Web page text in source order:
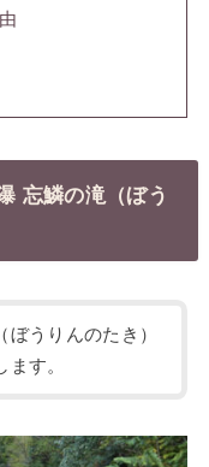
忘鱗の滝（ぼう
（ぼうりんのたき）
す。